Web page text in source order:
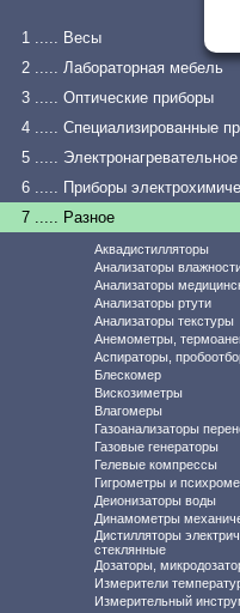
1 ..... Весы
2 ..... Лабораторная мебель
3 ..... Оптические приборы
4 ..... Специализированные
5 .....
6 ..... Приборы
7 ..... Разное
Аквадистилляторы
Анализаторы
Анализаторы
Анализаторы ртути
Анализаторы текстуры
Анемометры,
Аспираторы,
Блескомер
Вискозиметры
Влагомеры
Газоанализаторы
Газовые генераторы
Гелевые компрессы
Гигрометры и
Деионизаторы воды
Динамометры
Дистилляторы
стеклянные
Дозаторы,
Измерители
Измерительный